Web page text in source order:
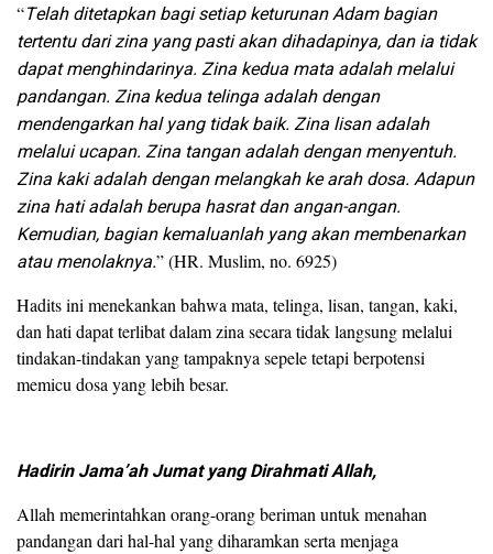
“Telah ditetapkan bagi setiap keturunan Adam bagian
tertentu dari zina yang pasti akan dihadapinya, dan ia tidak
dapat menghindarinya. Zina kedua mata adalah melalui
pandangan. Zina kedua telinga adalah dengan
mendengarkan hal yang tidak baik. Zina lisan adalah
melalui ucapan. Zina tangan adalah dengan menyentuh.
Zina kaki adalah dengan melangkah ke arah dosa. Adapun
zina hati adalah berupa hasrat dan angan-angan.
Kemudian, bagian kemaluanlah yang akan membenarkan
atau menolaknya.” (HR. Muslim, no. 6925)
Hadits ini menekankan bahwa mata, telinga, lisan, tangan, kaki,
dan hati dapat terlibat dalam zina secara tidak langsung melalui
tindakan-tindakan yang tampaknya sepele tetapi berpotensi
memicu dosa yang lebih besar.
Hadirin Jama’ah Jumat yang Dirahmati Allah,
Allah memerintahkan orang-orang beriman untuk menahan
pandangan dari hal-hal yang diharamkan serta menjaga